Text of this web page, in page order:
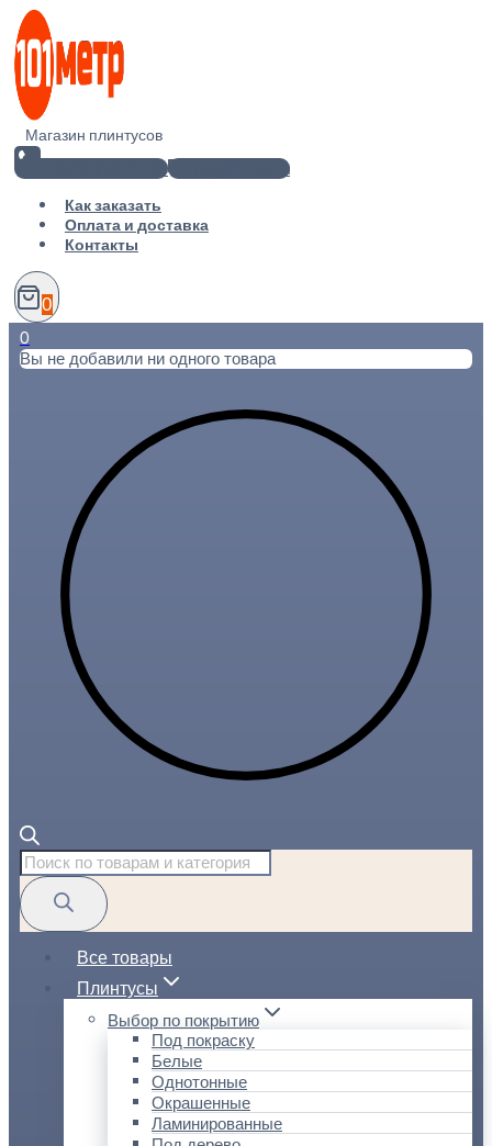
Перейти
содержимому
Магазин плинтусов
+7(812) 920-02-38
info@101metr.ru
Как заказать
Оплата и доставка
Контакты
0
0
Вы не добавили ни одного товара
Поиск
товаров
Все товары
Плинтусы
Выбор по покрытию
Под покраску
Белые
Однотонные
Окрашенные
Ламинированные